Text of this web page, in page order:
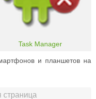
Task Manager
и планшетов на